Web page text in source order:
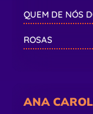
QUEM DE NÓS
ROSAS
ANA